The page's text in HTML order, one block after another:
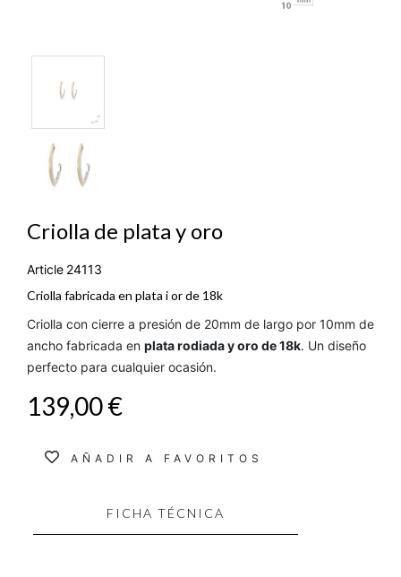
Criolla de plata y oro
Article 24113
Criolla fabricada en plata i or de 18k
Criolla con cierre a presión de 20mm de largo por 10mm de
ancho fabricada en plata rodiada y oro de 18k. Un diseño
perfecto para cualquier ocasión.
139,00 €
AÑADIR A FAVORITOS
FICHA TÉCNICA